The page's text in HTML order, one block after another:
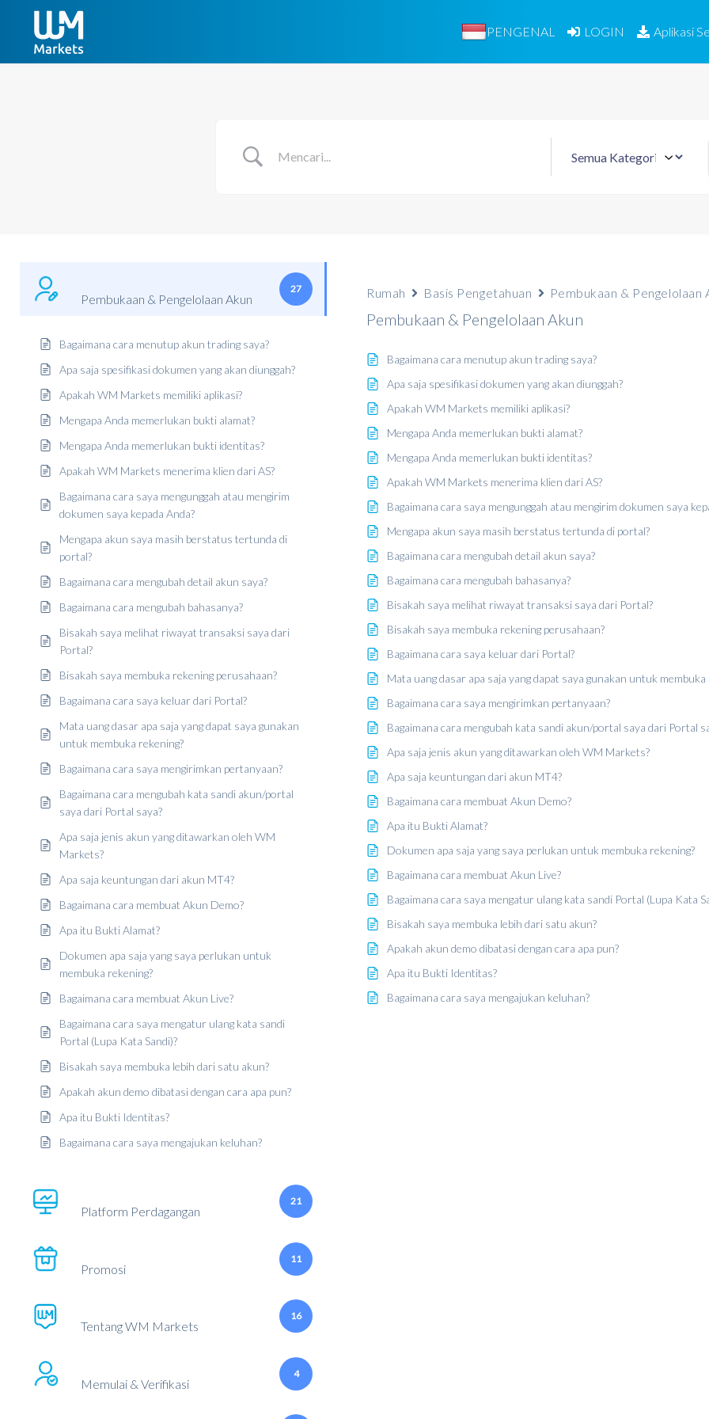
PENGENAL LOGIN Aplikasi
Pembukaan & Pengelolaan Akun
27
Bagaimana cara menutup akun trading saya?
Apa saja spesifikasi dokumen yang akan diunggah?
Apakah WM Markets memiliki aplikasi?
Mengapa Anda memerlukan bukti alamat?
Mengapa Anda memerlukan bukti identitas?
Apakah WM Markets menerima klien dari AS?
Bagaimana cara saya mengunggah atau mengirim
dokumen saya kepada Anda?
Mengapa akun saya masih berstatus tertunda di
portal?
Bagaimana cara mengubah detail akun saya?
Bagaimana cara mengubah bahasanya?
Bisakah saya melihat riwayat transaksi saya dari
Portal?
Bisakah saya membuka rekening perusahaan?
Bagaimana cara saya keluar dari Portal?
Mata uang dasar apa saja yang dapat saya gunakan
untuk membuka rekening?
Bagaimana cara saya mengirimkan pertanyaan?
Bagaimana cara mengubah kata sandi akun/portal
saya dari Portal saya?
Apa saja jenis akun yang ditawarkan oleh WM
Markets?
Apa saja keuntungan dari akun MT4?
Bagaimana cara membuat Akun Demo?
Apa itu Bukti Alamat?
Dokumen apa saja yang saya perlukan untuk
membuka rekening?
Bagaimana cara membuat Akun Live?
Bagaimana cara saya mengatur ulang kata sandi
Portal (Lupa Kata Sandi)?
Bisakah saya membuka lebih dari satu akun?
Apakah akun demo dibatasi dengan cara apa pun?
Apa itu Bukti Identitas?
Bagaimana cara saya mengajukan keluhan?
Platform Perdagangan
21
Promosi
11
Tentang WM Markets
16
Memulai & Verifikasi
4
Rumah Basis Pengetahuan Pembukaan & Pengelolaan
Pembukaan & Pengelolaan Akun
Bagaimana cara menutup akun trading saya?
Apa saja spesifikasi dokumen yang akan diunggah?
Apakah WM Markets memiliki aplikasi?
Mengapa Anda memerlukan bukti alamat?
Mengapa Anda memerlukan bukti identitas?
Apakah WM Markets menerima klien dari AS?
Bagaimana cara saya mengunggah atau mengirim dokumen saya
Mengapa akun saya masih berstatus tertunda di portal?
Bagaimana cara mengubah detail akun saya?
Bagaimana cara mengubah bahasanya?
Bisakah saya melihat riwayat transaksi saya dari Portal?
Bisakah saya membuka rekening perusahaan?
Bagaimana cara saya keluar dari Portal?
Mata uang dasar apa saja yang dapat saya gunakan untuk membuka
Bagaimana cara saya mengirimkan pertanyaan?
Bagaimana cara mengubah kata sandi akun/portal saya dari Portal
Apa saja jenis akun yang ditawarkan oleh WM Markets?
Apa saja keuntungan dari akun MT4?
Bagaimana cara membuat Akun Demo?
Apa itu Bukti Alamat?
Dokumen apa saja yang saya perlukan untuk membuka rekening?
Bagaimana cara membuat Akun Live?
Bagaimana cara saya mengatur ulang kata sandi Portal (Lupa Kata
Bisakah saya membuka lebih dari satu akun?
Apakah akun demo dibatasi dengan cara apa pun?
Apa itu Bukti Identitas?
Bagaimana cara saya mengajukan keluhan?